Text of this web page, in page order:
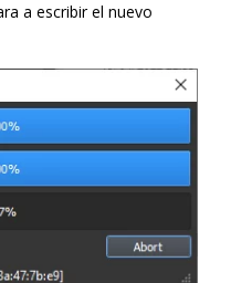
a escribir el nuevo